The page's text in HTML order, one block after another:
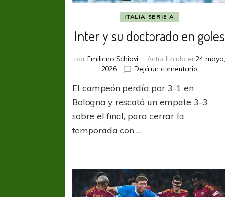
ITALIA SERIE A
Inter y su doctorado en goles
por Emiliano Schiavi Actualizado en24 mayo,
2026
Dejá un comentario
su
El campeón perdía por 3-1 en
Bologna y rescató un empate 3-3
sobre el final, para cerrar la
temporada con …